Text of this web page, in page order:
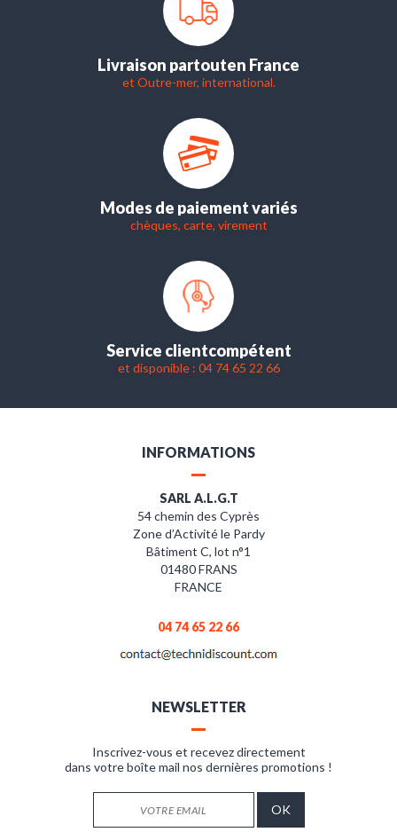
Livraison partouten France
et Outre-mer, international.
Modes de paiement variés
chèques, carte, virement
Service clientcompétent
et disponible : 04 74 65 22 66
INFORMATIONS
SARL A.L.G.T
54 chemin des Cyprès
Zone d’Activité le Pardy
Bâtiment C, lot n°1
01480 FRANS
FRANCE
04 74 65 22 66
NEWSLETTER
Inscrivez-vous et recevez directement
dans votre boîte mail nos dernières promotions !